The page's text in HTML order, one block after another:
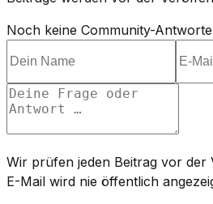
Noch keine Community-
Wir prüfen jeden Beitrag vor der
E-Mail wird nie öffentlich